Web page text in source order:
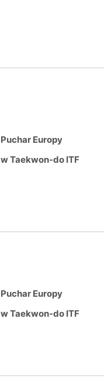
Puchar Europy
w Taekwon-do ITF
Puchar Europy
w Taekwon-do ITF